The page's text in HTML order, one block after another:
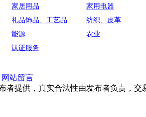
家居用品
家用电器
礼品饰品、工艺品
纺织、皮革
能源
农业
认证服务
网站留言
者提供，真实合法性由发布者负责，